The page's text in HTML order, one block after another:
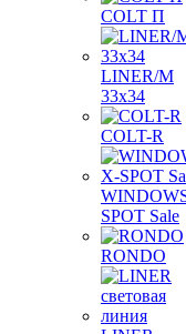
COLT П
LINER/М
33х34
COLT-R
SPOT Sale
RONDO